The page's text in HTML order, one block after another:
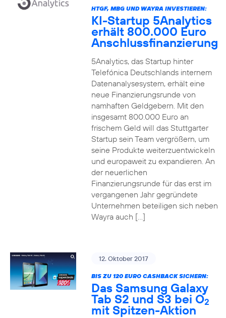
HTGF, MBG UND WAYRA INVESTIEREN:
KI-Startup 5Analytics
erhält 800.000 Euro
Anschlussfinanzierung
5Analytics, das Startup hinter
Telefónica Deutschlands internem
Datenanalysesystem, erhält eine
neue Finanzierungsrunde von
namhaften Geldgebern. Mit den
insgesamt 800.000 Euro an
frischem Geld will das Stuttgarter
Startup sein Team vergrößern, um
seine Produkte weiterzuentwickeln
und europaweit zu expandieren. An
der neuerlichen
Finanzierungsrunde für das erst im
vergangenen Jahr gegründete
Unternehmen beteiligen sich neben
Wayra auch […]
12. Oktober 2017
BIS ZU 120 EURO CASHBACK SICHERN:
Das Samsung Galaxy
Tab S2 und S3 bei O2
mit Spitzen-Aktion